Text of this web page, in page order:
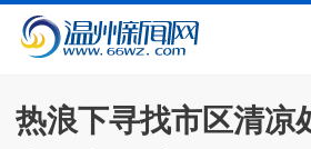
热浪下寻找市区清凉